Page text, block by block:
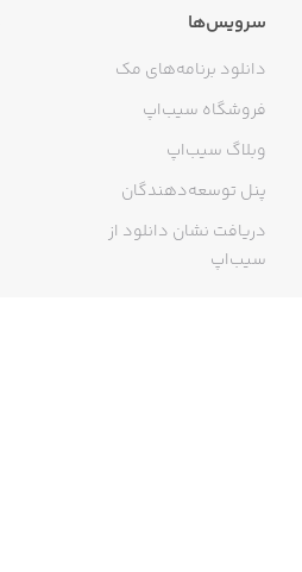
سرویس‌ها
دانلود برنامه‌های مک
فروشگاه سیب‌اپ
وبلاگ سیب‌اپ
پنل توسعه‌دهندگان
دریافت نشان دانلود از
سیب‌اپ